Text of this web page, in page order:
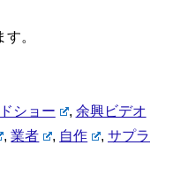
。
ショー , 余興ビデオ
,業者 , 自作 , サプラ